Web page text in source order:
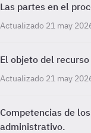
Las partes en el
Actualizado 21 may
El objeto del
Actualizado 21 may
Competencias de
administrativo.